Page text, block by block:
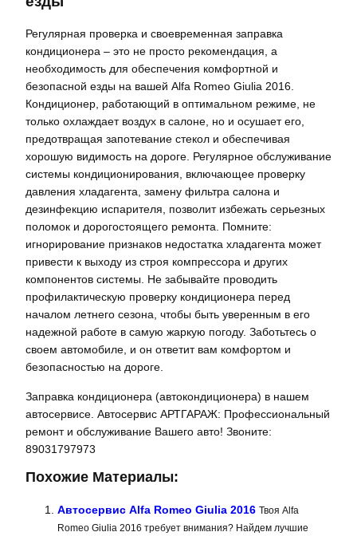
Регулярная проверка и своевременная заправка
кондиционера – это не просто рекомендация, а
необходимость для обеспечения комфортной и
безопасной езды на вашей Alfa Romeo Giulia 2016.
Кондиционер, работающий в оптимальном режиме, не
только охлаждает воздух в салоне, но и осушает его,
предотвращая запотевание стекол и обеспечивая
хорошую видимость на дороге. Регулярное обслуживание
системы кондиционирования, включающее проверку
давления хладагента, замену фильтра салона и
дезинфекцию испарителя, позволит избежать серьезных
поломок и дорогостоящего ремонта. Помните:
игнорирование признаков недостатка хладагента может
привести к выходу из строя компрессора и других
компонентов системы. Не забывайте проводить
профилактическую проверку кондиционера перед
началом летнего сезона, чтобы быть уверенным в его
надежной работе в самую жаркую погоду. Заботьтесь о
своем автомобиле, и он ответит вам комфортом и
безопасностью на дороге.
Заправка кондиционера (автокондиционера) в нашем
автосервисе. Автосервис АРТГАРАЖ: Профессиональный
ремонт и обслуживание Вашего авто! Звоните:
89031797973
Похожие Материалы:
Автосервис Alfa Romeo Giulia 2016 Твоя Alfa
Romeo Giulia 2016 требует внимания? Найдем лучшие